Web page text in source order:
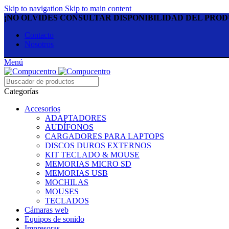
Skip to navigation Skip to main content
¡NO OLVIDES CONSULTAR DISPONIBILIDAD DEL
Contacto
Nosotros
Menú
Categorías
Accesorios
ADAPTADORES
AUDÍFONOS
CARGADORES PARA LAPTOPS
DISCOS DUROS EXTERNOS
KIT TECLADO & MOUSE
MEMORIAS MICRO SD
MEMORIAS USB
MOCHILAS
MOUSES
TECLADOS
Cámaras web
Equipos de sonido